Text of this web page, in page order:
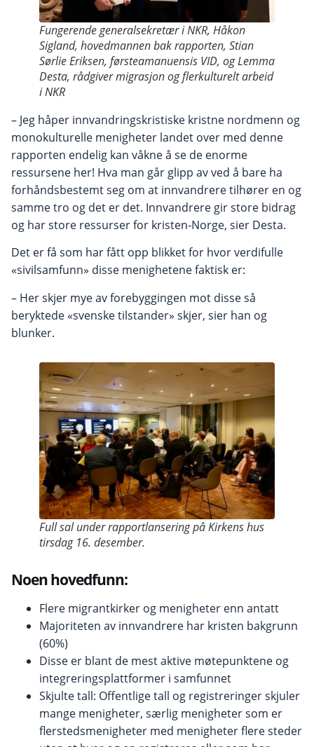
Fungerende generalsekretær i NKR, Håkon
Sigland, hovedmannen bak rapporten, Stian
Sørlie Eriksen, førsteamanuensis VID, og Lemma
Desta, rådgiver migrasjon og flerkulturelt arbeid
i NKR
– Jeg håper innvandringskristiske kristne nordmenn og
monokulturelle menigheter landet over med denne
rapporten endelig kan våkne å se de enorme
ressursene her! Hva man går glipp av ved å bare ha
forhåndsbestemt seg om at innvandrere tilhører en og
samme tro og det er det. Innvandrere gir store bidrag
og har store ressurser for kristen-Norge, sier Desta.
Det er få som har fått opp blikket for hvor verdifulle
«sivilsamfunn» disse menighetene faktisk er:
– Her skjer mye av forebyggingen mot disse så
beryktede «svenske tilstander» skjer, sier han og
blunker.
Full sal under rapportlansering på Kirkens hus
tirsdag 16. desember.
Noen hovedfunn:
Flere migrantkirker og menigheter enn antatt
Majoriteten av innvandrere har kristen bakgrunn
(60%)
Disse er blant de mest aktive møtepunktene og
integreringsplattformer i samfunnet
Skjulte tall: Offentlige tall og registreringer skjuler
mange menigheter, særlig menigheter som er
flerstedsmenigheter med menigheter flere steder